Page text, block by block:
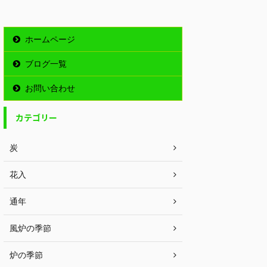
ホームページ
ブログ一覧
お問い合わせ
カテゴリー
炭
花入
通年
風炉の季節
炉の季節